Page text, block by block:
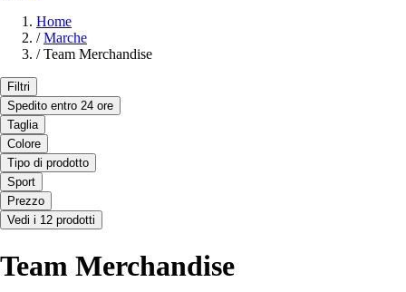
Home
/ Marche
/ Team Merchandise
Filtri
Spedito entro 24 ore
Taglia
Colore
Tipo di prodotto
Sport
Prezzo
Vedi i 12 prodotti
Team Merchandise